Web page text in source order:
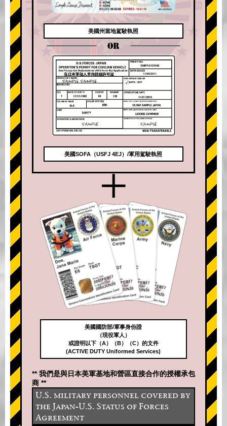
美國州當地駕駛執照
OR
美國SOFA（USFJ 4EJ）/軍用駕駛執照
+
美國國防部/軍事身份證
（現役軍人）
或證明以下（A）（B）（C）的文件
(ACTIVE DUTY Uniformed Services)
** 我們是與日本美軍基地和營區直接合作的授權承包
商 **
U.S. military personnel covered by
the Japan-U.S. Status of Forces
Agreement